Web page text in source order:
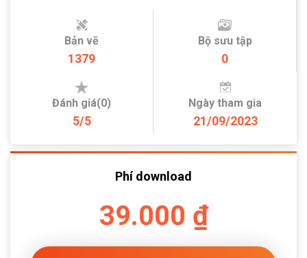
Bản vẽ
1379
Bộ sưu tập
0
Đánh giá(0)
5/5
Ngày tham gia
21/09/2023
Phí download
39.000 ₫